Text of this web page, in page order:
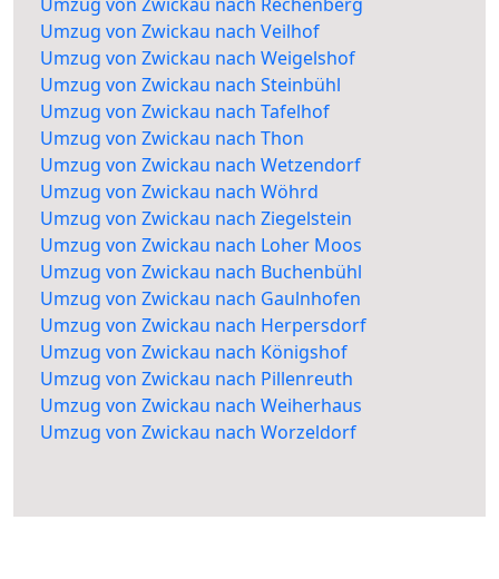
Umzug von Zwickau nach Veilhof
Umzug von Zwickau nach Weigelshof
Umzug von Zwickau nach Steinbühl
Umzug von Zwickau nach Tafelhof
Umzug von Zwickau nach Thon
Umzug von Zwickau nach Wetzendorf
Umzug von Zwickau nach Wöhrd
Umzug von Zwickau nach Ziegelstein
Umzug von Zwickau nach Loher Moos
Umzug von Zwickau nach Buchenbühl
Umzug von Zwickau nach Gaulnhofen
Umzug von Zwickau nach Herpersdorf
Umzug von Zwickau nach Königshof
Umzug von Zwickau nach Pillenreuth
Umzug von Zwickau nach Weiherhaus
Umzug von Zwickau nach Worzeldorf